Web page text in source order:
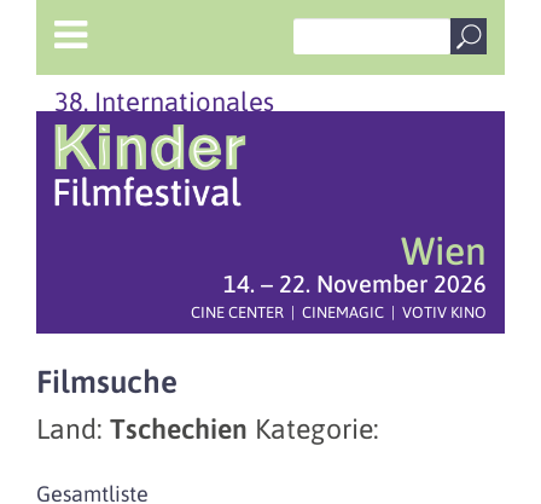
38. Internationales
Wien
14. – 22. November 2026
CINE CENTER | CINEMAGIC | VOTIV KINO
Filmsuche
Land: Tschechien Kategorie:
Gesamtliste